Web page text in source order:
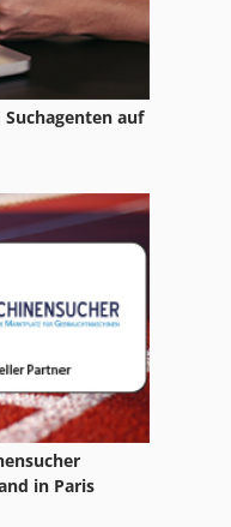
auf
in Paris